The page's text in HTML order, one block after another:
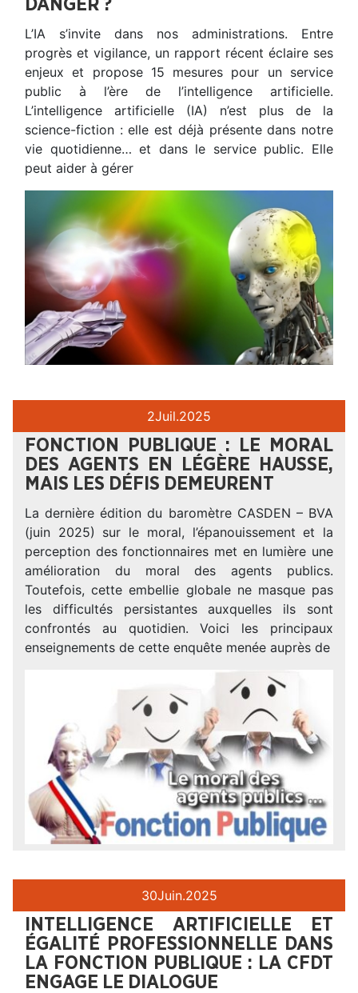
DANGER ?
L’IA s’invite dans nos administrations. Entre
progrès et vigilance, un rapport récent éclaire ses
enjeux et propose 15 mesures pour un service
public à l’ère de l’intelligence artificielle.
L’intelligence artificielle (IA) n’est plus de la
science-fiction : elle est déjà présente dans notre
vie quotidienne… et dans le service public. Elle
peut aider à gérer
2Juil.2025
FONCTION PUBLIQUE : LE MORAL
DES AGENTS EN LÉGÈRE HAUSSE,
MAIS LES DÉFIS DEMEURENT
La dernière édition du baromètre CASDEN – BVA
(juin 2025) sur le moral, l’épanouissement et la
perception des fonctionnaires met en lumière une
amélioration du moral des agents publics.
Toutefois, cette embellie globale ne masque pas
les difficultés persistantes auxquelles ils sont
confrontés au quotidien. Voici les principaux
enseignements de cette enquête menée auprès de
30Juin.2025
INTELLIGENCE ARTIFICIELLE ET
ÉGALITÉ PROFESSIONNELLE DANS
LA FONCTION PUBLIQUE : LA CFDT
ENGAGE LE DIALOGUE